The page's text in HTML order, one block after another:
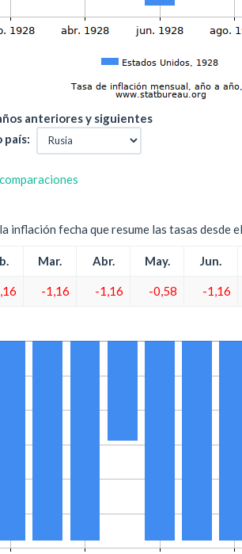
anteriores y siguientes
país:
inflación fecha que resume las tasas desde
Mar. Abr. May. Jun.
-1,16 -1,16 -0,58 -1,16